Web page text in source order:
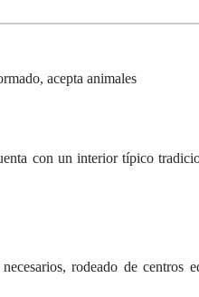
acepta animales
con un interior típico
rodeado de centros